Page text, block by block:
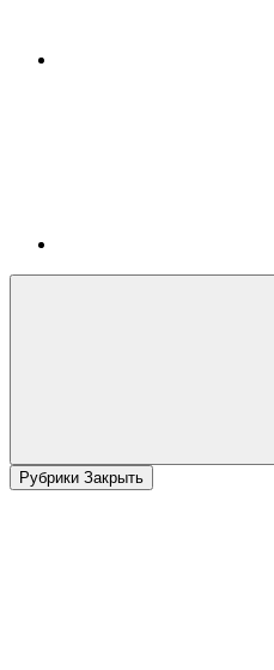
Рубрики Закрыть